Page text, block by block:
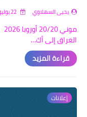
يحيى السهلاوي
العراق إلى أك…
قراءة المزيد
إعلانات